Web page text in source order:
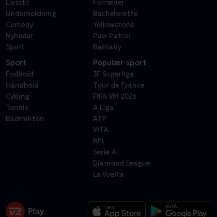
Livsstil
Underholdning
Comedy
Nyheder
Sport
Forræder
Bachelorette
Yellowstone
Paw Patrol
Barnaby
Sport
Fodbold
Håndbold
Cykling
Tennis
Badminton
Populær sport
3F Superliga
Tour de France
FIFA VM 2026
A Liga
ATP
WTA
NFL
Serie A
Diamond League
La Vuelta